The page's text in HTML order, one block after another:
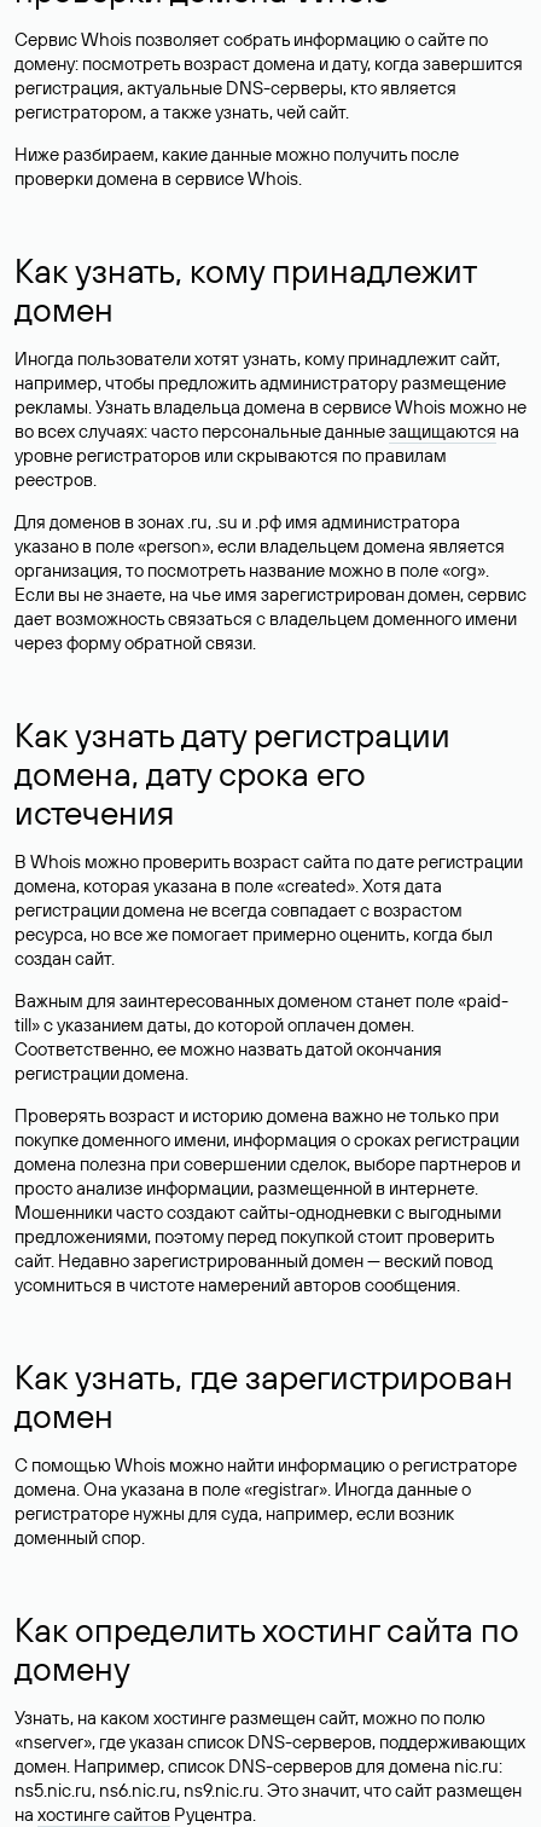
Сервис Whois позволяет собрать информацию о сайте по
домену: посмотреть возраст домена и дату, когда завершится
регистрация, актуальные DNS-серверы, кто является
регистратором, а также узнать, чей сайт.
Ниже разбираем, какие данные можно получить после
проверки домена в сервисе Whois.
Как узнать, кому принадлежит
домен
Иногда пользователи хотят узнать, кому принадлежит сайт,
например, чтобы предложить администратору размещение
рекламы. Узнать владельца домена в сервисе Whois можно не
во всех случаях: часто персональные данныезащищаются на
уровне регистраторов или скрываются по правилам
реестров.
Для доменов в зонах .ru, .su и .рф имя администратора
указано в поле «person», если владельцем домена является
организация, то посмотреть название можно в поле «org».
Если вы не знаете, на чье имя зарегистрирован домен, сервис
дает возможность связаться с владельцем доменного имени
через форму обратной связи.
Как узнать дату регистрации
домена, дату срока его
истечения
В Whois можно проверить возраст сайта по дате регистрации
домена, которая указана в поле «created». Хотя дата
регистрации домена не всегда совпадает с возрастом
ресурса, но все же помогает примерно оценить, когда был
создан сайт.
Важным для заинтересованных доменом станет поле «paid-
till» с указанием даты, до которой оплачен домен.
Соответственно, ее можно назвать датой окончания
регистрации домена.
Проверять возраст и историю домена важно не только при
покупке доменного имени, информация о сроках регистрации
домена полезна при совершении сделок, выборе партнеров и
просто анализе информации, размещенной в интернете.
Мошенники часто создают сайты-однодневки с выгодными
предложениями, поэтому перед покупкой стоит проверить
сайт. Недавно зарегистрированный домен — веский повод
усомниться в чистоте намерений авторов сообщения.
Как узнать, где зарегистрирован
домен
С помощью Whois можно найти информацию о регистраторе
домена. Она указана в поле «registrar». Иногда данные о
регистраторе нужны для суда, например, если возник
доменный спор.
Как определить хостинг сайта по
домену
Узнать, на каком хостинге размещен сайт, можно по полю
«nserver», где указан список DNS-серверов, поддерживающих
домен. Например, список DNS-серверов для домена nic.ru:
ns5.nic.ru, ns6.nic.ru, ns9.nic.ru. Это значит, что сайт размещен
на хостинге сайтов Руцентра.